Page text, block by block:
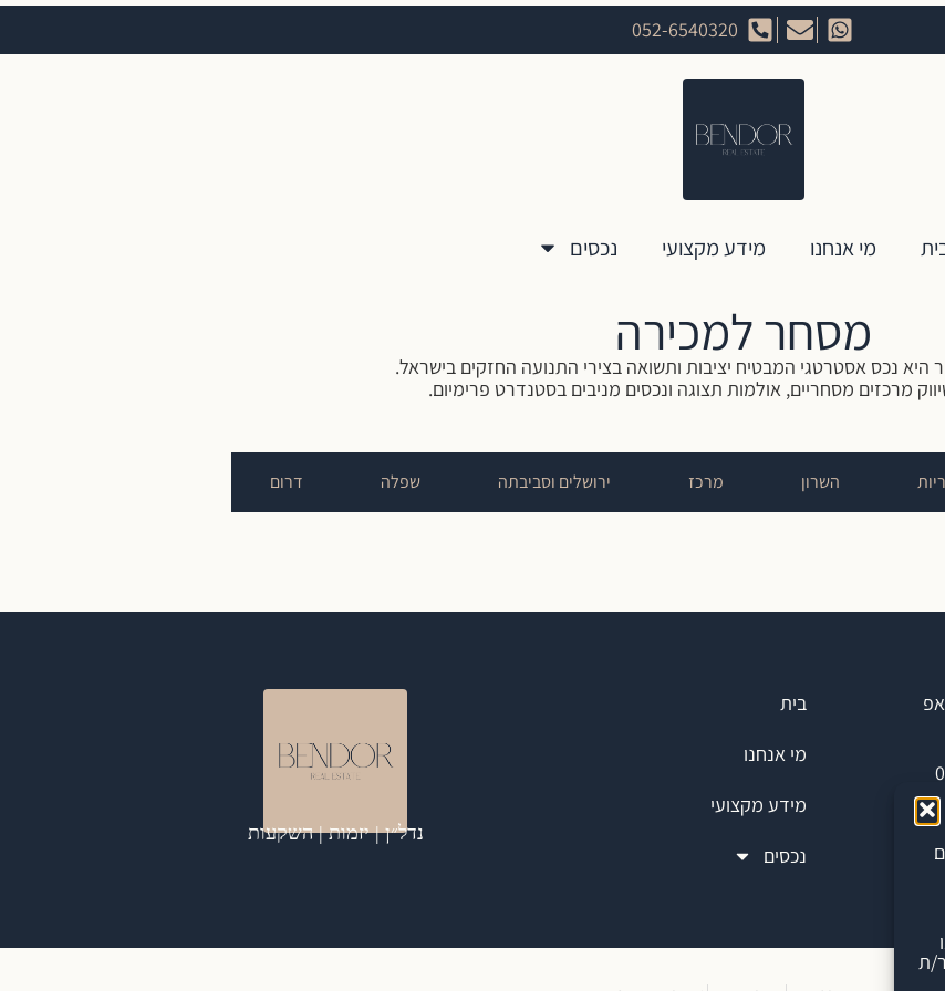
ת
052-6540320
מי אנחנו מידע מקצועי נכסים
מסחר למכירה
היא נכס אסטרטגי המבטיח יציבות ותשואה בצירי התנועה החזקים בישראל.
מרכזים מסחריים, אולמות תצוגה ונכסים מניבים בסטנדרט פרימיום.
השרון מרכז ירושלים וסביבתה שפלה דרום
בית
מי אנחנו
מידע מקצועי
נכסים
נדל״ן | יזמות | השקעות